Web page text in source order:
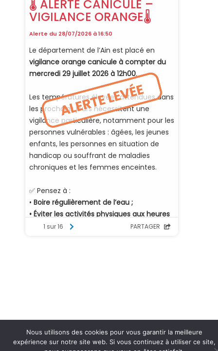
Nous utilisons des cookies pour vous garantir la meilleure
expérience sur notre site web. Si vous continuez à utiliser ce site,